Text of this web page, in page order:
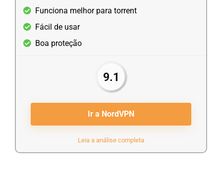
Funciona melhor para torrent
Fácil de usar
Boa proteção
9.1
Ir a NordVPN
Leia a análise completa